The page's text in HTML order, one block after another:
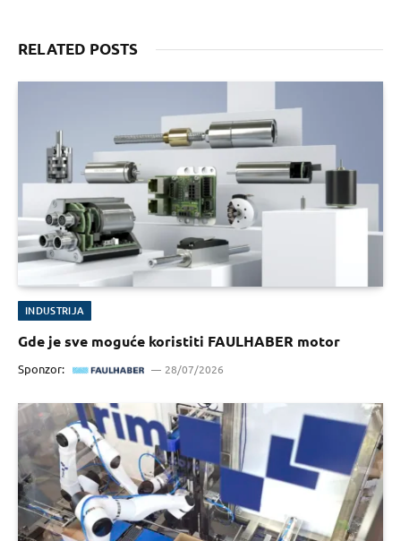
RELATED POSTS
INDUSTRIJA
Gde je sve moguće koristiti FAULHABER motor
Sponzor: 28/07/2026